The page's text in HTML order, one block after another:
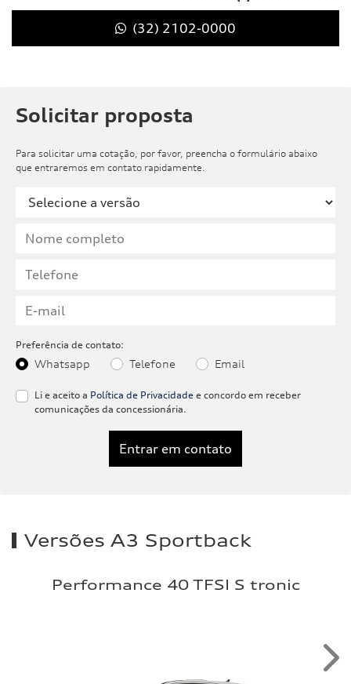
Solicitar proposta
Para solicitar uma cotação, por favor, preencha o formulário abaixo
que entraremos em contato rapidamente.
Preferência de contato:
Whatsapp Telefone Email
Li e aceito a Política de Privacidade e concordo em receber
comunicações da concessionária.
Entrar em contato
(32) 2102-0000
Versões A3 Sportback
Performance 40 TFSI S tronic